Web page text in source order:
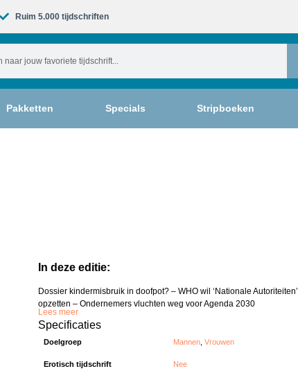
Ruim 5.000 tijdschriften​
Pakketten Specials Stripboeken
In deze editie:
Dossier kindermisbruik in doofpot? – WHO wil ‘Nationale Autoriteiten’
opzetten – Ondernemers vluchten weg voor Agenda 2030
Lees meer
Specificaties
Doelgroep Mannen ,Vrouwen
Erotisch tijdschrift Nee